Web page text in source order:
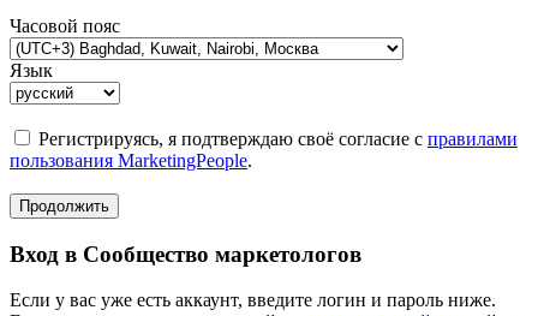
Часовой пояс
Язык
Регистрируясь, я подтверждаю своё согласие с правилами
пользования MarketingPeople.
Продолжить
Вход в Сообщество маркетологов
Если у вас уже есть аккаунт, введите логин и пароль ниже.